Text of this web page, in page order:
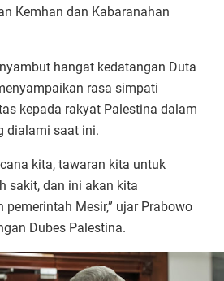
Kemhan dan Kabaranahan
hangat kedatangan Duta
rasa simpati
kepada rakyat Palestina dalam
dialami saat ini.
kita, tawaran kita untuk
sakit, dan ini akan kita
pemerintah Mesir,” ujar Prabowo
Dubes Palestina.